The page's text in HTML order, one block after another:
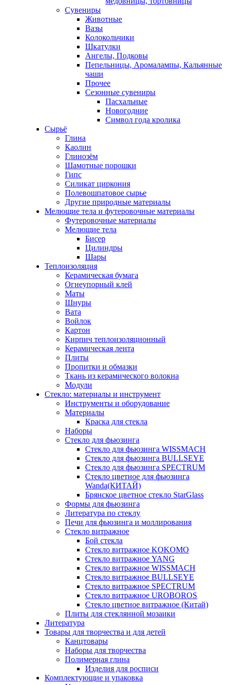
Сувениры
Животные
Вазы
Колокольчики
Шкатулки
Ангелы, Подковы
Пепельницы, Аромалампы, Кальянные
чаши
Прочее
Сезонные сувениры
Пасхальные
Новогодние
Символ года кролика
Сырьё
Глина
Каолин
Глинозём
Шамотные порошки
Гипс
Силикат циркония
Полевошпатовое сырье
Другие природные материалы
Мелющие тела и футеровочные материалы
Футеровочные материалы
Мелющие тела
Бисер
Цилиндры
Шары
Теплоизоляция
Керамическая бумага
Огнеупорный клей
Маты
Шнуры
Вата
Войлок
Картон
Кирпич теплоизоляционный
Керамическая лента
Плиты
Пропитки и обмазки
Ткань из керамического волокна
Модули
Стекло: материалы и инструмент
Инструменты и оборудование
Материалы
Краска для стекла
Наборы
Стекло для фьюзинга
Стекло для фьюзинга WISSMACH
Стекло для фьюзинга BULLSEYE
Стекло для фьюзинга SPECTRUM
Стекло цветное для фьюзинга
Wanda(КИТАЙ)
Брянское цветное стекло StarGlass
Формы для фьюзинга
Литература по стеклу
Печи для фьюзинга и моллирования
Стекло витражное
Бой стекла
Стекло витражное KOKOMO
Стекло витражное YANG
Стекло витражное WISSMACH
Стекло витражное BULLSEYE
Стекло витражное SPECTRUM
Стекло витражное UROBOROS
Стекло цветное витражное (Китай)
Плиты для стеклянной мозаики
Литература
Товары для творчества и для детей
Канцтовары
Наборы для творчества
Полимерная глина
Изделия для росписи
Комплектующие и упаковка